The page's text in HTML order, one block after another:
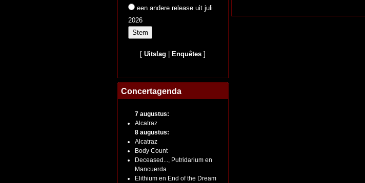
een andere release uit juli
2026
[Uitslag Enquêtes ]
Concertagenda
7 augustus:
Alcatraz
8 augustus:
Alcatraz
Body Count
Deceased..., Putridarium en
Mancuerda
Elithium en End of the Dream